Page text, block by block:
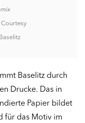
Baselitz durch
Drucke. Das in
Papier bildet
für das Motiv im